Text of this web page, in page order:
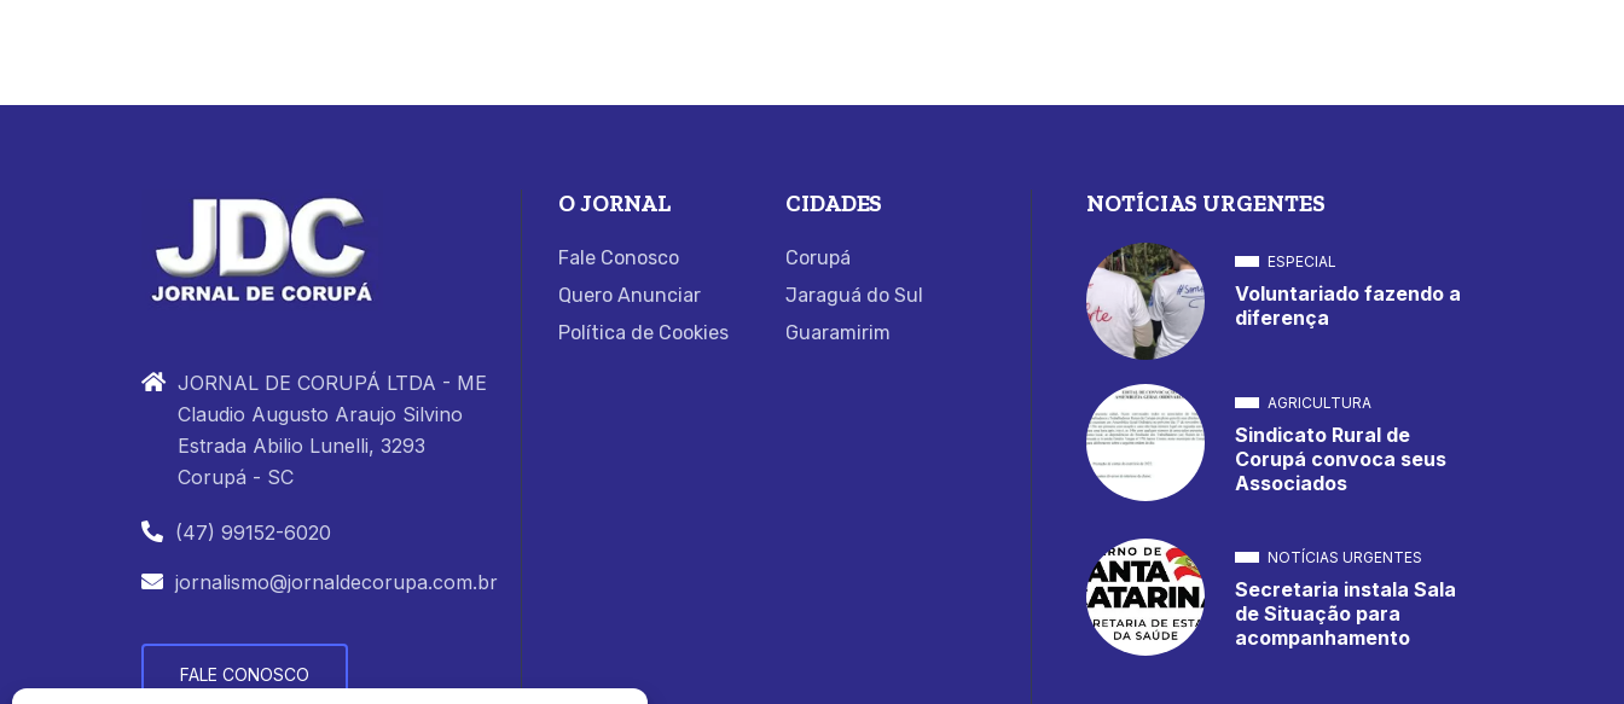
JORNAL DE CORUPÁ LTDA - ME
Claudio Augusto Araujo Silvino
Estrada Abilio Lunelli, 3293
Corupá - SC
(47) 99152-6020
jornalismo@jornaldecorupa.com.br
FALE CONOSCO
O JORNAL
Fale Conosco
Quero Anunciar
Política de Cookies
CIDADES
Corupá
Jaraguá do Sul
Guaramirim
NOTÍCIAS URGENTES
ESPECIAL
Voluntariado fazendo a
diferença
AGRICULTURA
Sindicato Rural de
Corupá convoca seus
Associados
NOTÍCIAS URGENTES
Secretaria instala Sala
de Situação para
acompanhamento